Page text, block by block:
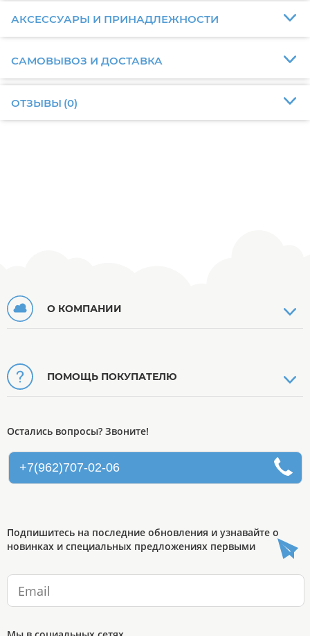
АКСЕССУАРЫ И ПРИНАДЛЕЖНОСТИ
САМОВЫВОЗ И ДОСТАВКА
ОТЗЫВЫ (0)
О КОМПАНИИ
ПОМОЩЬ ПОКУПАТЕЛЮ
Остались вопросы? Звоните!
+7(962)707-02-06
Подпишитесь на последние обновления и узнавайте о
новинках и специальных предложениях первыми